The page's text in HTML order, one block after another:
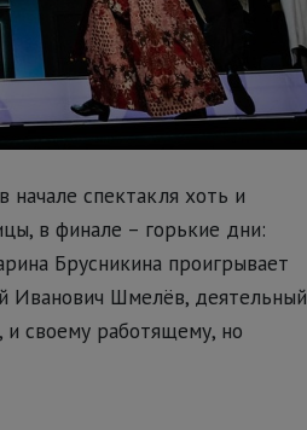
спектакля хоть и
в финале – горькие дни:
Брусникина проигрывает
Иванович Шмелёв, деятельный
и своему работящему, но